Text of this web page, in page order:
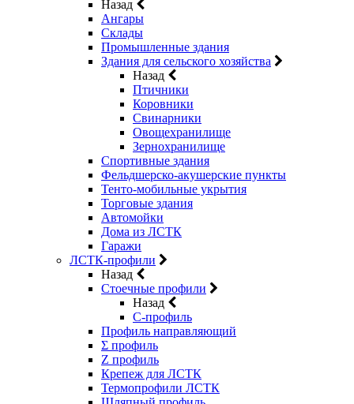
Назад
Ангары
Склады
Промышленные здания
Здания для сельского хозяйства
Назад
Птичники
Коровники
Свинарники
Овощехранилище
Зернохранилище
Спортивные здания
Фельдшерско-акушерские пункты
Тенто-мобильные укрытия
Торговые здания
Автомойки
Дома из ЛСТК
Гаражи
ЛСТК-профили
Назад
Стоечные профили
Назад
C-профиль
Профиль направляющий
Σ профиль
Z профиль
Крепеж для ЛСТК
Термопрофили ЛСТК